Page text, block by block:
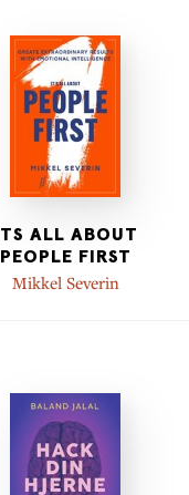
ITS ALL ABOUT
PEOPLE FIRST
Mikkel Severin